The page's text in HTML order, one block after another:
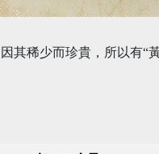
稀少而珍貴，所以有“